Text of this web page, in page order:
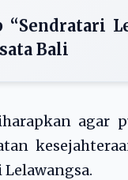
“Sendratari
Bali
agar